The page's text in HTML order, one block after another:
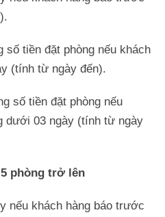
tiền đặt phòng nếu khách
(tính từ ngày đến).
tiền đặt phòng nếu
dưới 03 ngày (tính từ ngày
phòng trở lên
khách hàng báo trước